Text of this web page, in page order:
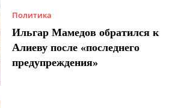
Политика
Ильгар Мамедов обратился к
Алиеву после «последнего
предупреждения»